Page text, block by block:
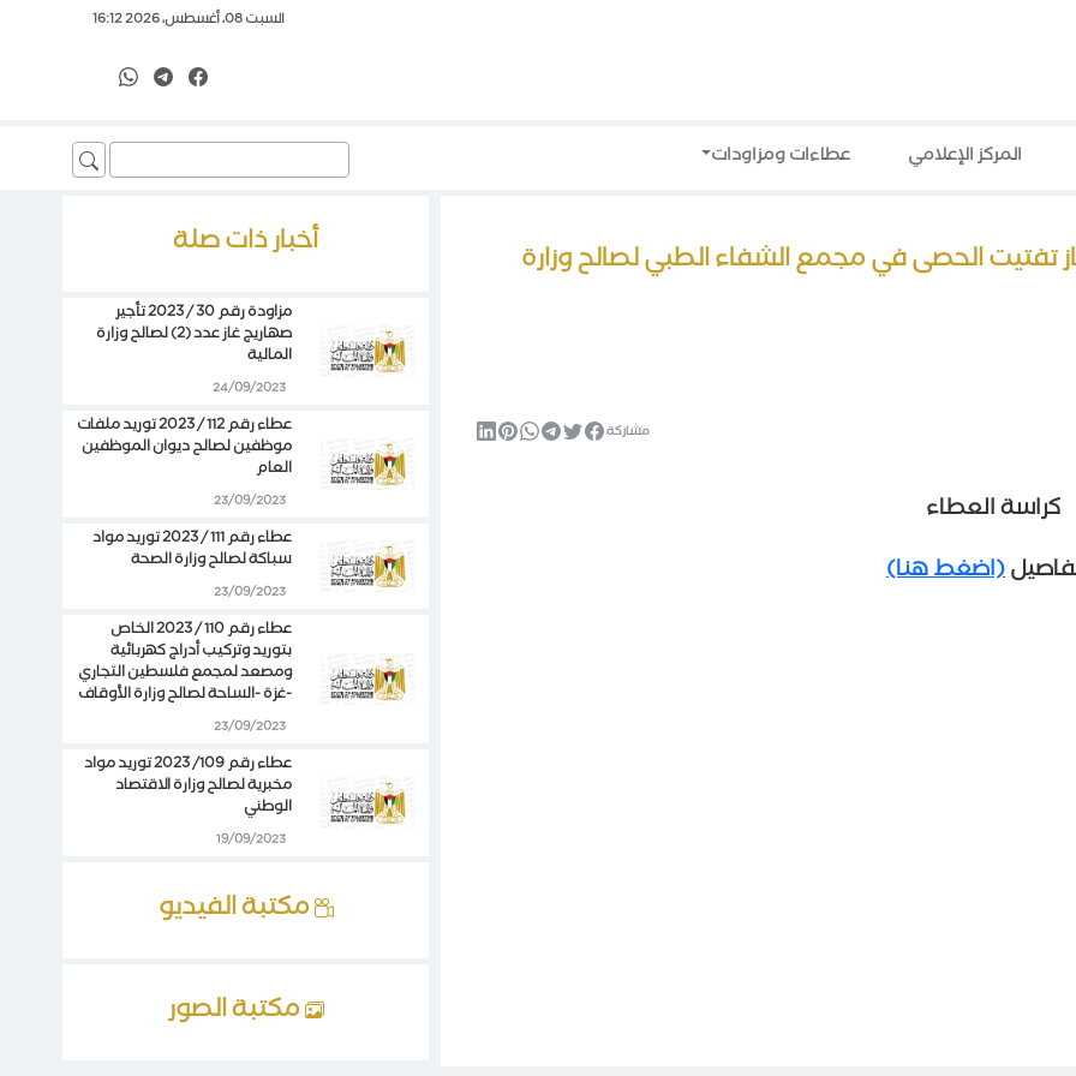
السبت 08، أغسطس، 2026 16:12
Search
for:
المركز الإعلامي عطاءات ومزاودات
غيار لجهاز تفتيت الحصى في مجمع الشفاء الطبي لصالح وزارة
مشاركة
كراسة العطاء
(اضغط هنا)
أخبار ذات صلة
مزاودة رقم 30 / 2023 تأجير
صهاريج غاز عدد (2) لصالح وزارة
المالية
24/09/2023
عطاء رقم 112 / 2023 توريد ملفات
موظفين لصالح ديوان الموظفين
العام
23/09/2023
عطاء رقم 111 / 2023 توريد مواد
سباكة لصالح وزارة الصحة
23/09/2023
عطاء رقم 110 / 2023 الخاص
بتوريد وتركيب أدراج كهربائية
ومصعد لمجمع فلسطين التجاري
-غزة -الساحة لصالح وزارة الأوقاف
23/09/2023
عطاء رقم 109/ 2023 توريد مواد
مخبرية لصالح وزارة الاقتصاد
الوطني
19/09/2023
مكتبة الفيديو
مكتبة الصور